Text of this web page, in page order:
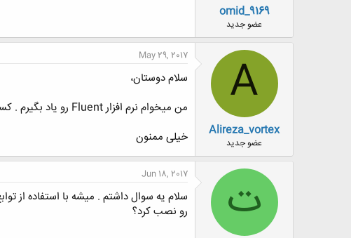
omid_9169
عضو جدید
A
Alireza_vortex
عضو جدید
May 29, 2017
سلام دوستان،
من میخوام نرم افزار Fluent رو یاد بگیرم . کسی منیع آموزشی (کتاب ، سایت و ..) میشناسه که به من معرفی کنه ؟
خیلی ممنون
ت Jun 18, 2017
رو نصب کرد؟